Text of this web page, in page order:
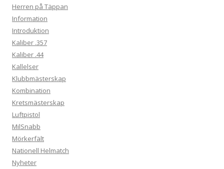
Herren på Täppan
Information
Introduktion
Kaliber .357
Kaliber .44
Kallelser
Klubbmästerskap
Kombination
Kretsmästerskap
Luftpistol
MilSnabb
Mörkerfält
Nationell Helmatch
Nyheter